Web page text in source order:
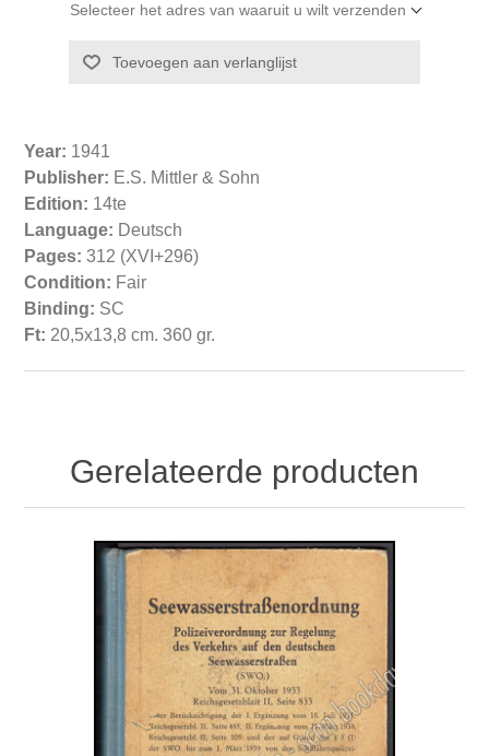
Selecteer het adres van waaruit u wilt verzenden
Year: 1941
Publisher: E.S. Mittler & Sohn
Edition: 14te
Language: Deutsch
Pages: 312 (XVI+296)
Condition: Fair
Binding: SC
Ft: 20,5x13,8 cm. 360 gr.
Gerelateerde producten